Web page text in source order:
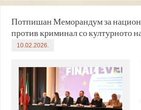
Потпишан Меморандум за
против криминал со културното
10.02.2026.